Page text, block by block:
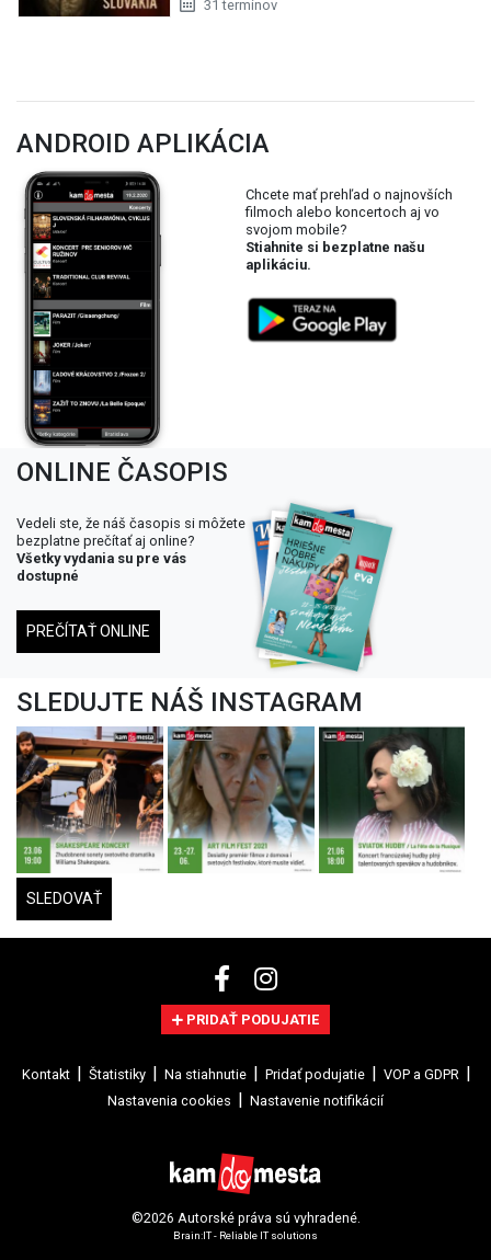
31 termínov
ANDROID APLIKÁCIA
Chcete mať prehľad o najnovších
filmoch alebo koncertoch aj vo
svojom mobile?
Stiahnite si bezplatne našu
aplikáciu.
ONLINE ČASOPIS
Vedeli ste, že náš časopis si môžete
bezplatne prečítať aj online?
Všetky vydania su pre vás
dostupné
PREČÍTAŤ ONLINE
SLEDUJTE NÁŠ INSTAGRAM
SLEDOVAŤ
PRIDAŤ PODUJATIE
Kontakt Štatistiky Na stiahnutie Pridať podujatie
VOP a GDPR
Nastavenia cookies
Nastavenie notifikácií
©2026 Autorské práva sú vyhradené.
Brain:IT - Reliable IT solutions